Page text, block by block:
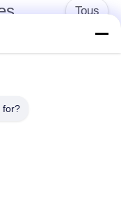
Tous
protégé
for?